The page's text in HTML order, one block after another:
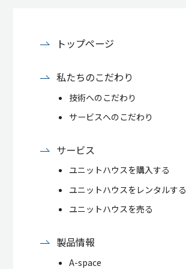
トップページ
私たちのこだわり
技術へのこだわり
サービスへのこだわり
サービス
ユニットハウスを購入する
ユニットハウスをレンタルする
ユニットハウスを売る
製品情報
A-space